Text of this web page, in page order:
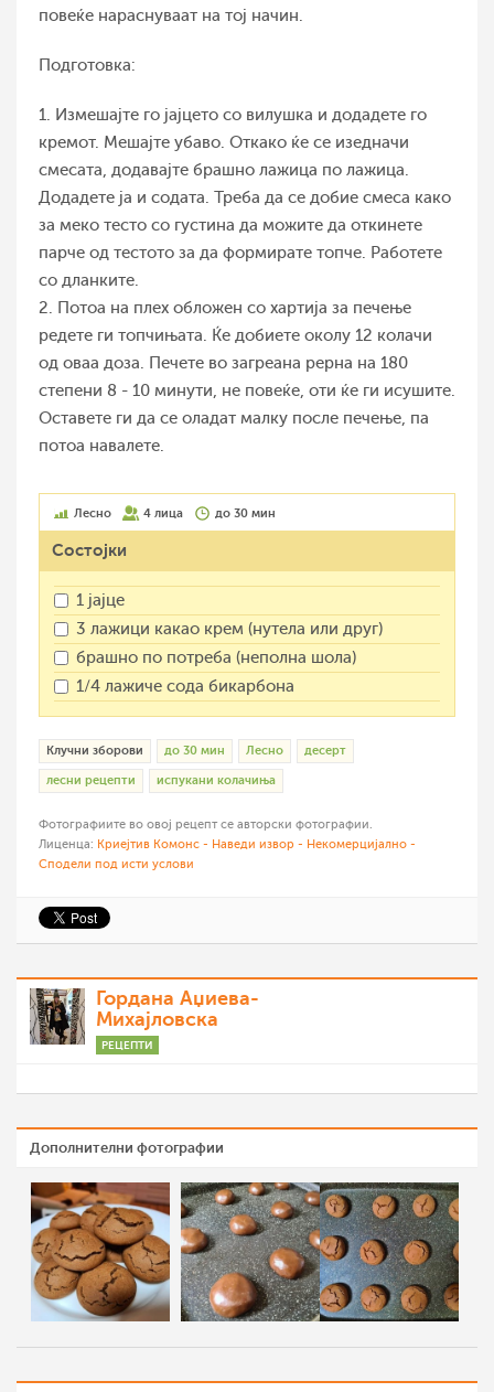
повеќе нараснуваат на тој начин.
Подготовка:
1. Измешајте го јајцето со вилушка и додадете го
кремот. Мешајте убаво. Откако ќе се изедначи
смесата, додавајте брашно лажица по лажица.
Додадете ја и содата. Треба да се добие смеса како
за меко тесто со густина да можите да откинете
парче од тестото за да формирате топче. Работете
со дланките.
2. Потоа на плех обложен со хартија за печење
редете ги топчињата. Ќе добиете околу 12 колачи
од оваа доза. Печете во загреана рерна на 180
степени 8 - 10 минути, не повеќе, оти ќе ги исушите.
Оставете ги да се оладат малку после печење, па
потоа навалете.
Лесно 4 лица до 30 мин
Состојки
1 јајце
3 лажици какао крем (нутела или друг)
брашно по потреба (неполна шола)
1/4 лажиче сода бикарбона
Клучни зборови до 30 мин Лесно десерт
лесни рецепти испукани колачиња
Фотографиите во овој рецепт се авторски фотографии.
Лиценца: Криејтив Комонс - Наведи извор - Некомерцијално -
Сподели под исти услови
Гордана Аџиева-
Михајловска
РЕЦЕПТИ
Дополнителни фотографии